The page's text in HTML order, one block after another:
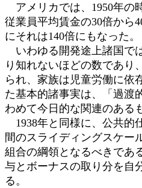
アメリカでは、1950年の
従業員平均賃金の30倍から
にそれは140倍にもなった。
いわゆる開発途上諸国で
り知れないほどの数であり
られ、家族は児童労働に依
た基本的諸事実は、「過渡
わめて今日的な関連のある
1938年と同様に、公共的
間のスライディングスケー
組合の綱領となるべきであ
与とボーナスの取り分を自
る。